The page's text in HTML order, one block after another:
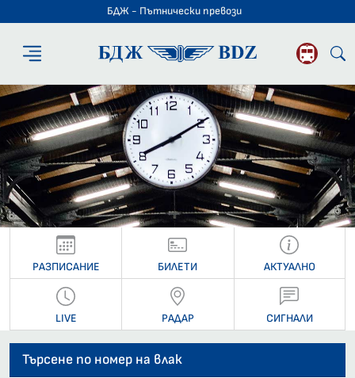
БДЖ - Пътнически превози
БДЖ -
РАЗПИСАНИЕ БИЛЕТИ АКТУАЛНО
LIVE РАДАР СИГНАЛИ
Търсене по номер на влак